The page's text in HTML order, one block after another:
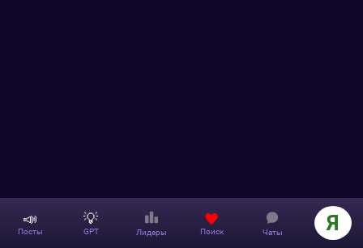
📣
Посты
💡
GPT Лидеры Поиск Чаты Я